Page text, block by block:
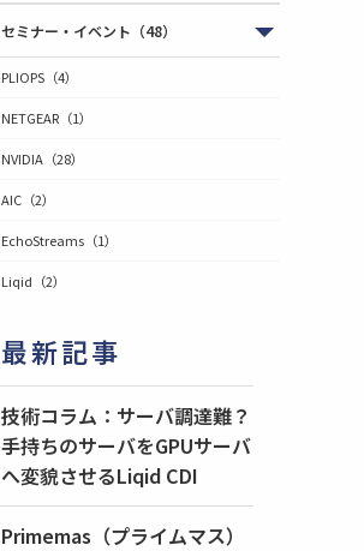
セミナー・イベント （48）
PLIOPS （4）
NETGEAR （1）
NVIDIA （28）
AIC （2）
EchoStreams （1）
Liqid （2）
最新記事
技術コラム：サーバ調達難？
手持ちのサーバをGPUサーバ
へ変貌させるLiqid CDI
Primemas（プライムマス）